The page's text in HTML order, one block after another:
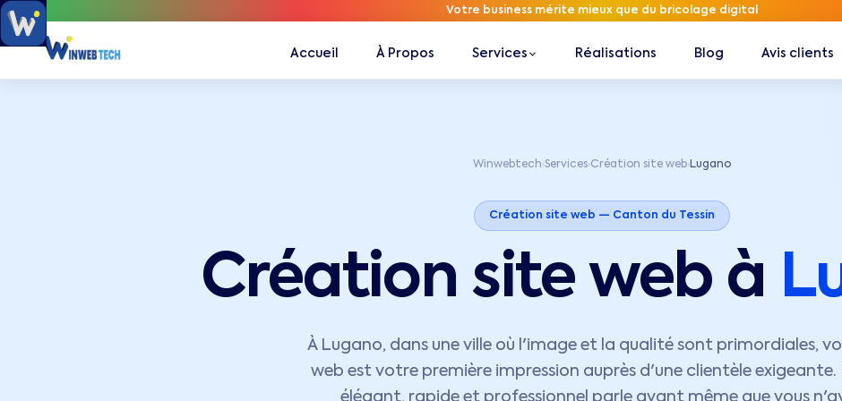
Votre business mérite mieux que du bricolage digital
Accueil À Propos Services Réalisations Blog Avis clients
Winwebtech ›Services›Création site web› Lugano
Création site web — Canton du Tessin
Création site web à
À Lugano, dans une ville où l'image et la qualité sont primordiales,
web est votre première impression auprès d'une clientèle exigeante.
élégant, rapide et professionnel parle avant même que vous